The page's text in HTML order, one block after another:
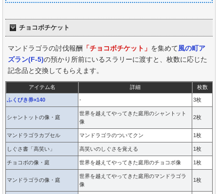
チョコボチケット
マンドラゴラの討伐報酬 「チョコボチケット」 を集めて風の町ア
ズラン(F-5)の預かり所前にいるスラリーに渡すと、枚数に応じた
記念品と交換してもらえます。
アイテム名 詳細 枚数
ふくびき券×140 - 3枚
シャントットの像・庭
世界を越えてやってきた庭用のシャントット
像
2枚
マンドラゴラカプセル マンドラゴラのついてクン 1枚
しぐさ書「高笑い」 高笑いのしぐさを覚える 1枚
チョコボの像・庭 世界を越えてやってきた庭用のチョコボ像 1枚
マンドラゴラの像・庭
世界を越えてやってきた庭用のマンドラゴラ
像
1枚